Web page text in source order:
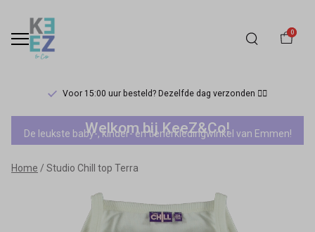
0
Voor 15:00 uur besteld? Dezelfde dag verzonden 🏃‍♀️
Studio
Chill
top
Welkom bij KeeZ&Co!
De leukste baby-, kinder- en tienerkledingwinkel van Emmen!
Home Studio Chill top Terra